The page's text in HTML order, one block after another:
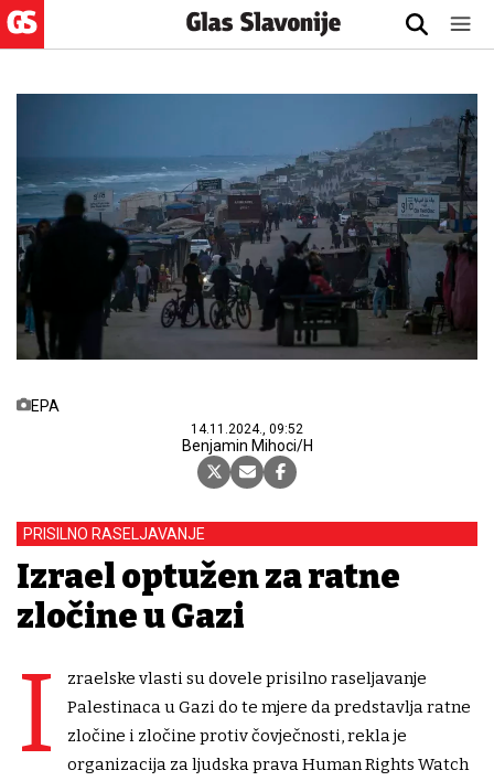
EPA
14.11.2024., 09:52
Benjamin Mihoci/H
PRISILNO RASELJAVANJE
Izrael optužen za ratne
zločine u Gazi
I
zraelske vlasti su dovele prisilno raseljavanje
Palestinaca u Gazi do te mjere da predstavlja ratne
zločine i zločine protiv čovječnosti, rekla je
organizacija za ljudska prava Human Rights Watch